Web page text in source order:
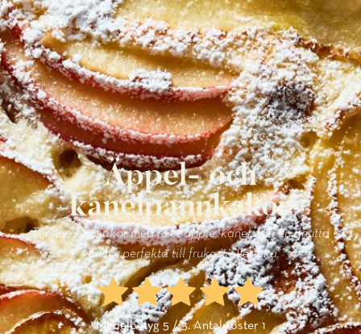
Äppel- och
kanelpannkakor
Tunna pannkakor med rivet äpple, kanel och en gnutta
vanilj – perfekta till frukost eller fika.
Medelbetyg5 / 5. Antal röster1